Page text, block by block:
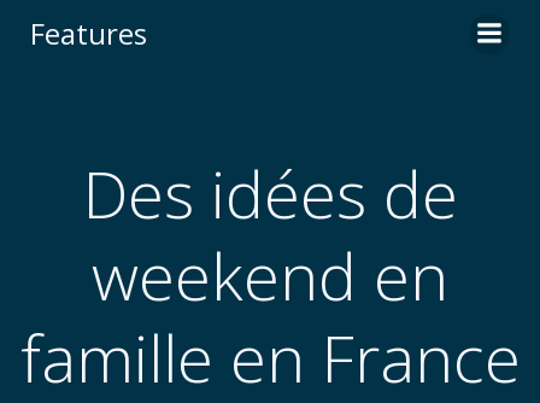
Features
Des idées de
weekend en
famille en France